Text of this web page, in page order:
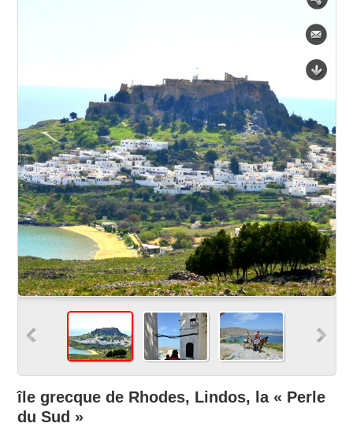
île grecque de Rhodes, Lindos, la « Perle
du Sud »